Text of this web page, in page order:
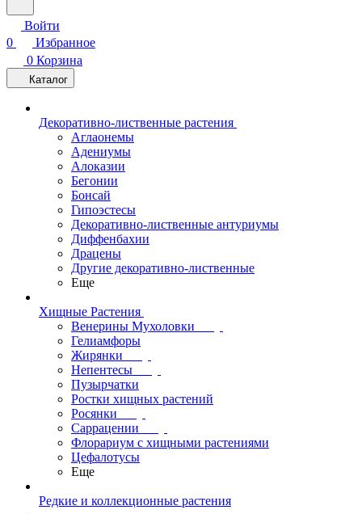
Войти
0
Избранное
0 Корзина
Каталог
Декоративно-лиственные растения
Аглаонемы
Адениумы
Алоказии
Бегонии
Бонсай
Гипоэстесы
Декоративно-лиственные антуриумы
Диффенбахии
Драцены
Другие декоративно-лиственные
Еще
Хищные Растения
Венерины Мухоловки
Гелиамфоры
Жирянки
Непентесы
Пузырчатки
Ростки хищных растений
Росянки
Саррацении
Флорариум с хищными растениями
Цефалотусы
Еще
Редкие и коллекционные растения